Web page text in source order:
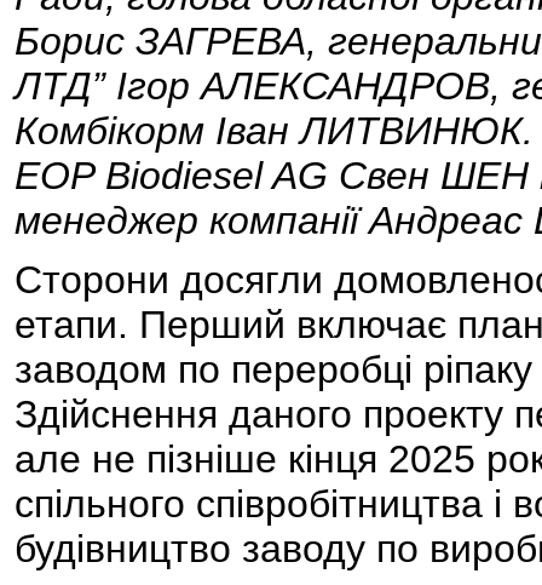
Борис ЗАГРЕВА,
ЛТД” Ігор АЛЕКСАНДРОВ,
Комбікорм Іван ЛИТВИНЮК.
EOP Biodiesel AG Свен
менеджер компанії
Сторони досягли
етапи. Перший включає
заводом по переробці
Здійснення даного
але не пізніше кінця 2025
спільного співробітництва
будівництво заводу по